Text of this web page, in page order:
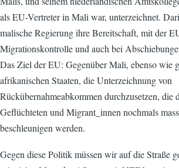
als EU-Vertreter in Mali war, unterzeichnet.
malische Regierung ihre Bereitschaft, mit der
Migrationskontrolle und auch bei
Das Ziel der EU: Gegenüber Mali, ebenso wie
afrikanischen Staaten, die Unterzeichnung von
Rückübernahmeabkommen durchzusetzen, die
Geflüchteten und Migrant_innen nochmals
beschleunigen werden.
Gegen diese Politik müssen wir auf die Straße